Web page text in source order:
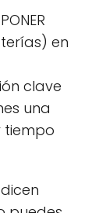
en
clave
una
tiempo